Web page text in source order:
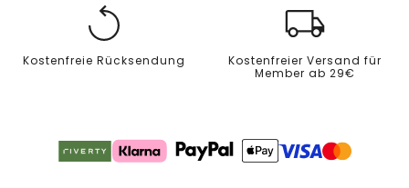
Kostenfreie Rücksendung
Kostenfreier Versand für
Member ab 29€